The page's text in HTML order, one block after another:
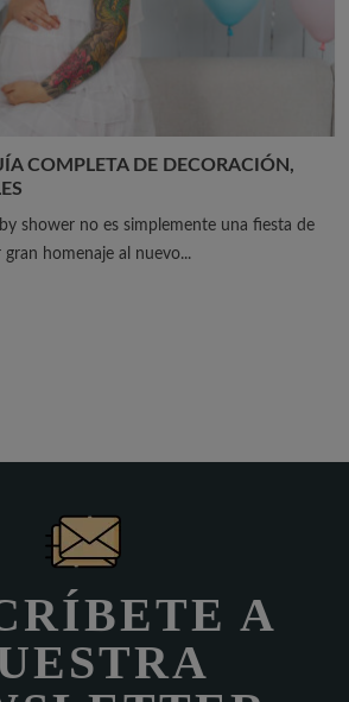
COMPLETA DE DECORACIÓN,
shower no es simplemente una fiesta de
homenaje al nuevo...
A